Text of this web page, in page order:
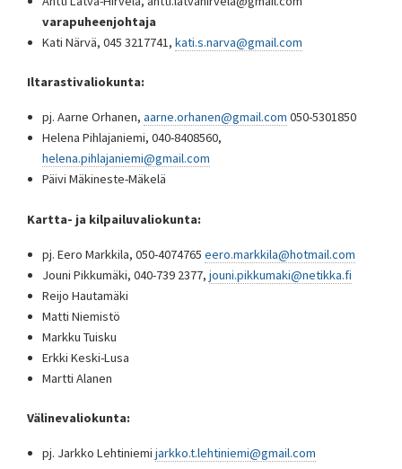
varapuheenjohtaja
Kati Närvä, 045 3217741,kati.s.narva@gmail.com
Iltarastivaliokunta:
pj. Aarne Orhanen,aarne.orhanen@gmail.com 050-5301850
Helena Pihlajaniemi, 040-8408560,
helena.pihlajaniemi@gmail.com
Päivi Mäkineste-Mäkelä
Kartta- ja kilpailuvaliokunta:
pj. Eero Markkila, 050-4074765eero.markkila@hotmail.com
Jouni Pikkumäki, 040-739 2377,jouni.pikkumaki@netikka.fi
Reijo Hautamäki
Matti Niemistö
Markku Tuisku
Erkki Keski-Lusa
Martti Alanen
Välinevaliokunta:
pj. Jarkko Lehtiniemijarkko.t.lehtiniemi@gmail.com